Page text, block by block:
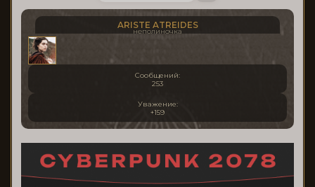
ARISTE ATREIDES
неполиночка
Сообщений:
253
Уважение:
+159